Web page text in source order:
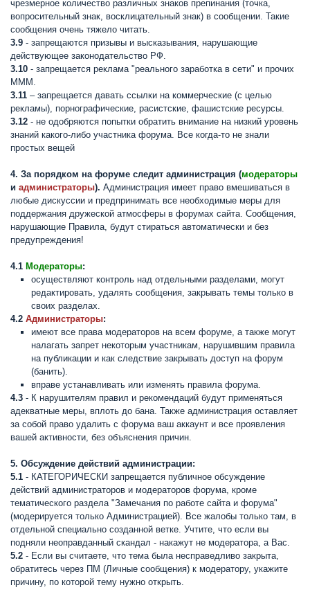
чрезмерное количество различных знаков препинания (точка,
вопросительный знак, восклицательный знак) в сообщении. Такие
сообщения очень тяжело читать.
3.9 - запрещаются призывы и высказывания, нарушающие
действующее законодательство РФ.
3.10 - запрещается реклама "реального заработка в сети" и прочих
МММ.
3.11 – запрещается давать ссылки на коммерческие (с целью
рекламы), порнографические, расистские, фашистские ресурсы.
3.12 - не одобряются попытки обратить внимание на низкий уровень
знаний какого-либо участника форума. Все когда-то не знали
простых вещей
4. За порядком на форуме следит администрация (модераторы
и администраторы). Администрация имеет право вмешиваться в
любые дискуссии и предпринимать все необходимые меры для
поддержания дружеской атмосферы в форумах сайта. Сообщения,
нарушающие Правила, будут стираться автоматически и без
предупреждения!
4.1 Модераторы:
осуществляют контроль над отдельными разделами, могут
редактировать, удалять сообщения, закрывать темы только в
своих разделах.
4.2 Администраторы:
имеют все права модераторов на всем форуме, а также могут
налагать запрет некоторым участникам, нарушившим правила
на публикации и как следствие закрывать доступ на форум
(банить).
вправе устанавливать или изменять правила форума.
4.3 - К нарушителям правил и рекомендаций будут применяться
адекватные меры, вплоть до бана. Также администрация оставляет
за собой право удалить с форума ваш аккаунт и все проявления
вашей активности, без объяснения причин.
5. Обсуждение действий администрации:
5.1 - КАТЕГОРИЧЕСКИ запрещается публичное обсуждение
действий администраторов и модераторов форума, кроме
тематического раздела "Замечания по работе сайта и форума"
(модерируется только Администрацией). Все жалобы только там, в
отдельной специально созданной ветке. Учтите, что если вы
подняли неоправданный скандал - накажут не модератора, а Вас.
5.2 - Если вы считаете, что тема была несправедливо закрыта,
обратитесь через ПМ (Личные сообщения) к модератору, укажите
причину, по которой тему нужно открыть.